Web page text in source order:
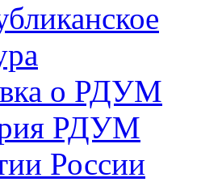
о РДУМ
РДУМ
России